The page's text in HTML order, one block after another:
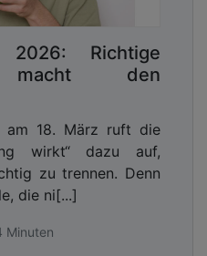
2026: Richtige
macht den
am 18. März ruft die
wirkt“ dazu auf,
zu trennen. Denn
die ni[...]
Minuten